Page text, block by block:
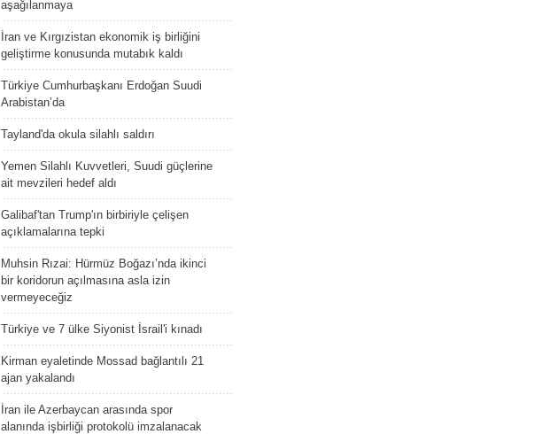
aşağılanmaya
İran ve Kırgızistan ekonomik iş birliğini
geliştirme konusunda mutabık kaldı
Türkiye Cumhurbaşkanı Erdoğan Suudi
Arabistan’da
Tayland'da okula silahlı saldırı
Yemen Silahlı Kuvvetleri, Suudi güçlerine
ait mevzileri hedef aldı
Galibaf'tan Trump'ın birbiriyle çelişen
açıklamalarına tepki
Muhsin Rızai: Hürmüz Boğazı’nda ikinci
bir koridorun açılmasına asla izin
vermeyeceğiz
Türkiye ve 7 ülke Siyonist İsrail'i kınadı
Kirman eyaletinde Mossad bağlantılı 21
ajan yakalandı
İran ile Azerbaycan arasında spor
alanında işbirliği protokolü imzalanacak